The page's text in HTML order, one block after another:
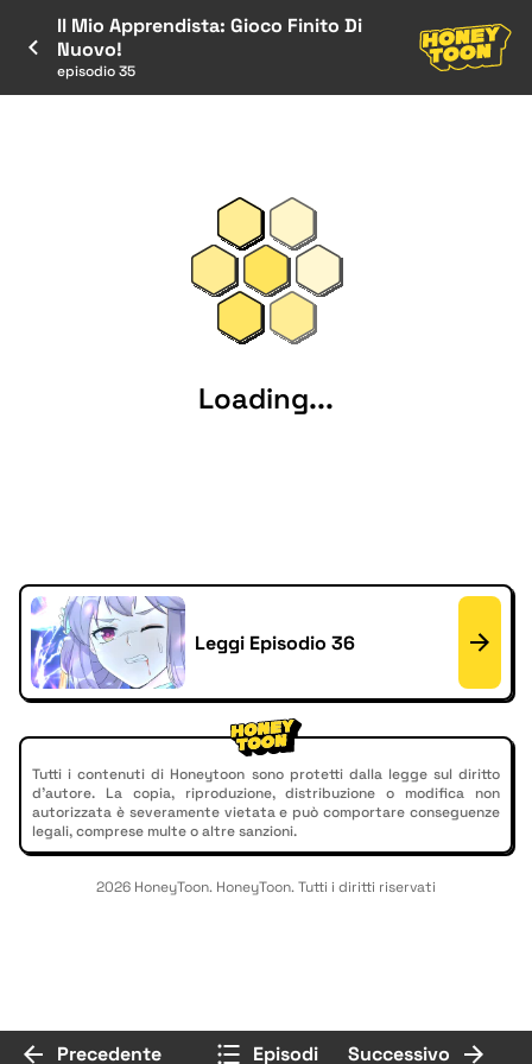
Il Mio Apprendista: Gioco Finito Di
Nuovo!
episodio 35
Loading...
Leggi Episodio 36
Tutti i contenuti di Honeytoon sono protetti dalla legge sul diritto
d'autore. La copia, riproduzione, distribuzione o modifica non
autorizzata è severamente vietata e può comportare conseguenze
legali, comprese multe o altre sanzioni.
2026 HoneyToon. HoneyToon. Tutti i diritti riservati
Precedente Episodi Successivo